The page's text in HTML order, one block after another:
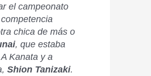
el campeonato
chica de más o
, que estaba
Kanata y a
Shion Tanizaki.